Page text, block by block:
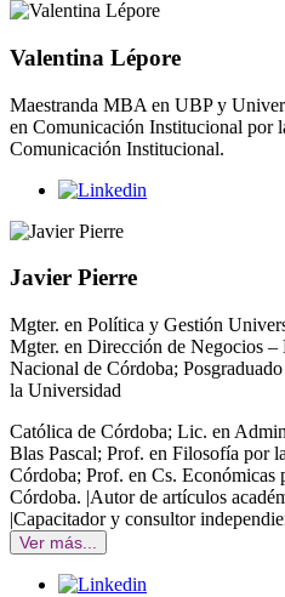
Valentina Lépore
Maestranda MBA en UBP y
en Comunicación Institucional por
Comunicación Institucional.
Javier Pierre
Mgter. en Política y Gestión
Mgter. en Dirección de Negocios
Nacional de Córdoba;
la Universidad
Católica de Córdoba; Lic. en
Blas Pascal; Prof. en Filosofía por
Córdoba; Prof. en Cs.
Córdoba. |Autor de artículos
|Capacitador y consultor
Ver más...